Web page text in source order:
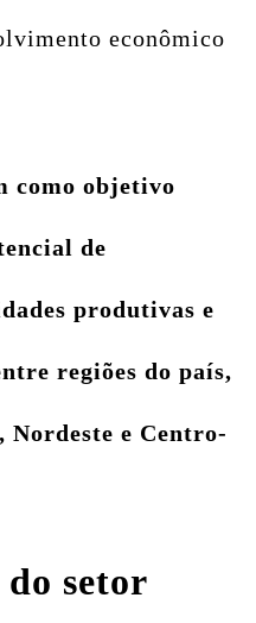
econômico
como objetivo
de
produtivas e
regiões do país,
Nordeste e Centro-
setor